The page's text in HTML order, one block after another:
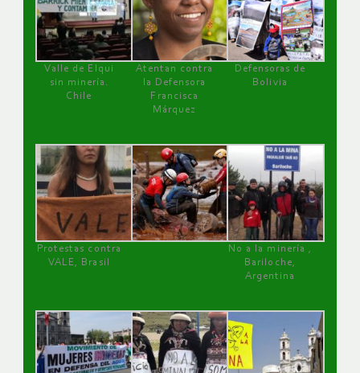
Valle de Elqui
sin minería.
Chile
Atentan contra
la Defensora
Francisca
Márquez
Defensoras de
Bolivia
Protestas contra
VALE, Brasil
No a la minería ,
Bariloche,
Argentina